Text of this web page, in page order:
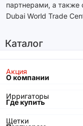
Каталог
Акция
Ирригаторы
Щетки
партнерами, а также
Dubai World Trade
О компании
Где купить